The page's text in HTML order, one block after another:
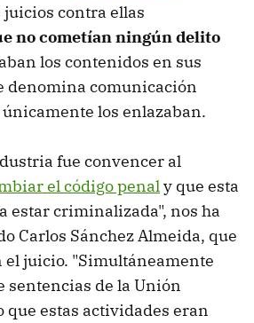
juicios contra ellas
no cometían ningún delito
los contenidos en sus
denomina comunicación
los enlazaban.
fue convencer al
el código penaly que esta
estar criminalizada", nos ha
Carlos Sánchez Almeida, que
el juicio. "Simultáneamente
sentencias de la Unión
que estas actividades eran